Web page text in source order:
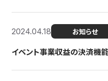
2024.04.18 お知らせ
イベント事業収益の決済機